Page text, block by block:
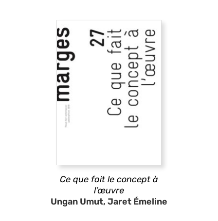
Ce que fait le concept à
l’œuvre
Ungan Umut, Jaret Émeline